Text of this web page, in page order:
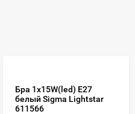
Бра 1х15W(led) Е27
белый Sigma Lightstar
611566